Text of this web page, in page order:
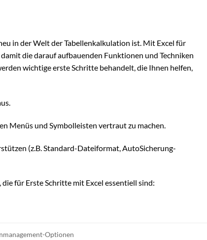
in der Welt der Tabellenkalkulation ist. Mit Excel für
die darauf aufbauenden Funktionen und Techniken
wichtige erste Schritte behandelt, die Ihnen helfen,
Menüs und Symbolleisten vertraut zu machen.
(z.B. Standard-Dateiformat, AutoSicherung-
für Erste Schritte mit Excel essentiell sind:
Optionen